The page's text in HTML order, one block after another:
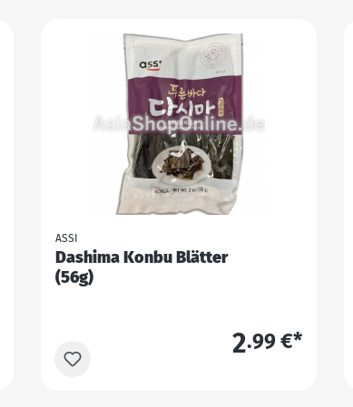
ASSI
Dashima Konbu Blätter
(56g)
2.99 €*